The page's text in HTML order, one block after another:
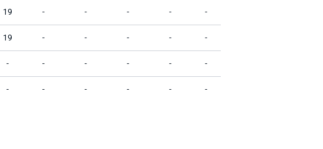
19 - - - - -
19 - - - - -
- - - - - -
- - - - - -